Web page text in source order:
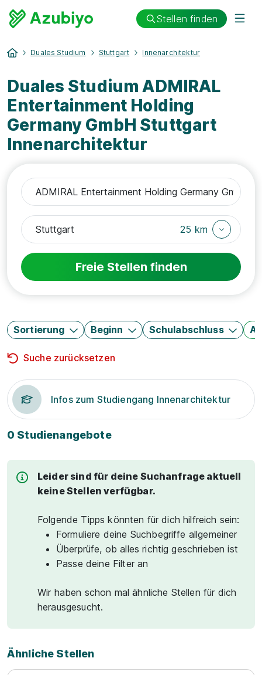
Stellen finden
Duales Studium Stuttgart Innenarchitektur
Duales Studium ADMIRAL
Entertainment Holding
Germany GmbH Stuttgart
Innenarchitektur
25 km
Freie Stellen finden
Sortierung Beginn Schulabschluss
Suche zurücksetzen
Infos zum Studiengang Innenarchitektur
0 Studienangebote
Leider sind für deine Suchanfrage aktuell
keine Stellen verfügbar.
Folgende Tipps könnten für dich hilfreich sein:
Formuliere deine Suchbegriffe allgemeiner
Überprüfe, ob alles richtig geschrieben ist
Passe deine Filter an
Wir haben schon mal ähnliche Stellen für dich
herausgesucht.
Ähnliche Stellen